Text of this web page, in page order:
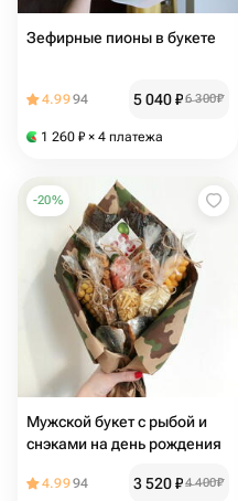
Зефирные пионы в букете
4.9994 5 040₽6 300₽
1 260 ₽ × 4 платежа
-20%
Мужской букет с рыбой и
снэками на день рождения
4.9994 3 520₽4 400₽